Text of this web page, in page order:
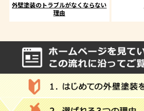
外壁塗装のトラブルがなくならない
理由